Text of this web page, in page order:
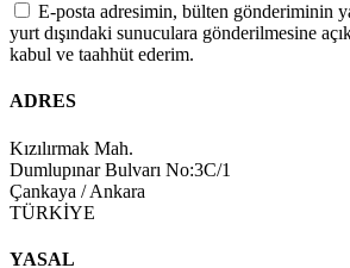
E-posta adresimin, bülten gönderiminin
yurt dışındaki sunuculara gönderilmesine
kabul ve taahhüt ederim.
ADRES
Kızılırmak Mah.
Dumlupınar Bulvarı No:3C/1
Çankaya / Ankara
TÜRKİYE
YASAL